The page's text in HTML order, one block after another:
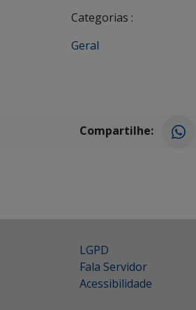
Categorias :
Geral
Compartilhe:
LGPD
Fala Servidor
Acessibilidade